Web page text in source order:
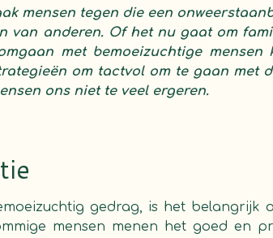
mensen tegen die een
van anderen. Of het nu gaat om
met bemoeizuchtige mensen
om tactvol om te gaan met
ons niet te veel ergeren.
gedrag, is het belangrijk
mensen menen het goed en